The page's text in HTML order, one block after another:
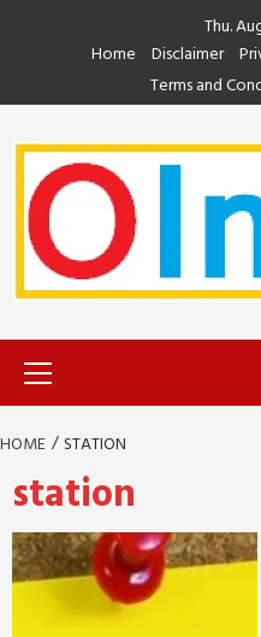
Thu.
Home
Disclaimer
Terms and
HOME STATION
station